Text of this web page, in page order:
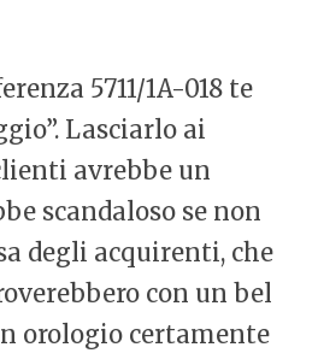
5711/1A-018 te
Lasciarlo ai
avrebbe un
scandaloso se non
degli acquirenti, che
con un bel
orologio certamente